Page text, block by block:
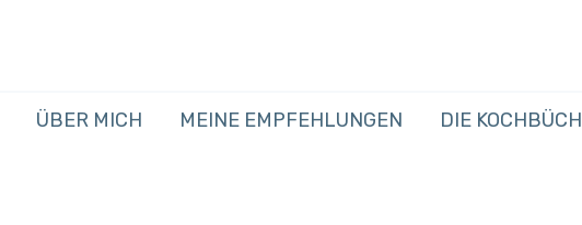
ÜBER MICH MEINE EMPFEHLUNGEN DIE